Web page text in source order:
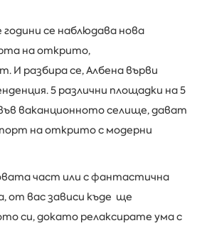
се наблюдава нова
на открито,
И разбира се, Албена върви
5 различни площадки на 5
ваканционното селище, дават
на открито с модерни
част или с фантастична
от вас зависи къде ще
си, докато релаксирате ума с